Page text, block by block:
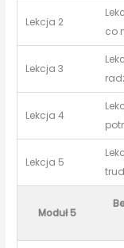
Lekcja 2
co
Lekcja 3
Lekcja 4
Lekcja 5
Moduł 5